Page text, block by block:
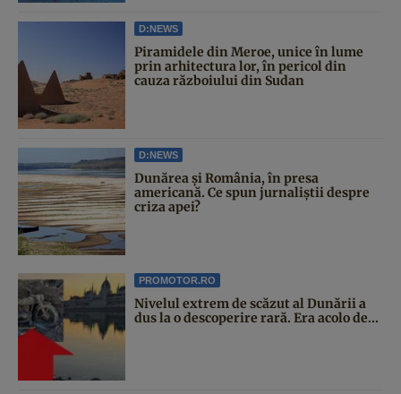
D:NEWS
Piramidele din Meroe, unice în lume
prin arhitectura lor, în pericol din
cauza războiului din Sudan
D:NEWS
Dunărea și România, în presa
americană. Ce spun jurnaliștii despre
criza apei?
PROMOTOR.RO
Nivelul extrem de scăzut al Dunării a
dus la o descoperire rară. Era acolo de...